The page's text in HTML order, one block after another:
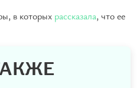
в которых рассказала, что ее